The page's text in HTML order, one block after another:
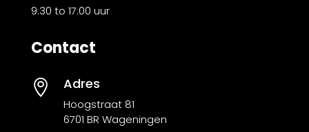
9:30 to 17:00 uur
Contact
 Adres
Hoogstraat 81
6701 BR Wageningen